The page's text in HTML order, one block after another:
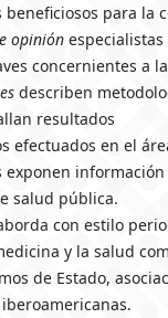
para la
opinión
concernientes a
describen
resultados
efectuados en el
exponen
salud pública.
con estilo
y la salud
de Estado,